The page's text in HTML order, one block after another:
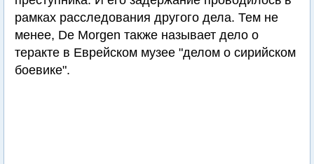
рамках расследования другого дела. Тем не
менее, De Morgen также называет дело о
теракте в Еврейском музее "делом о сирийском
боевике".